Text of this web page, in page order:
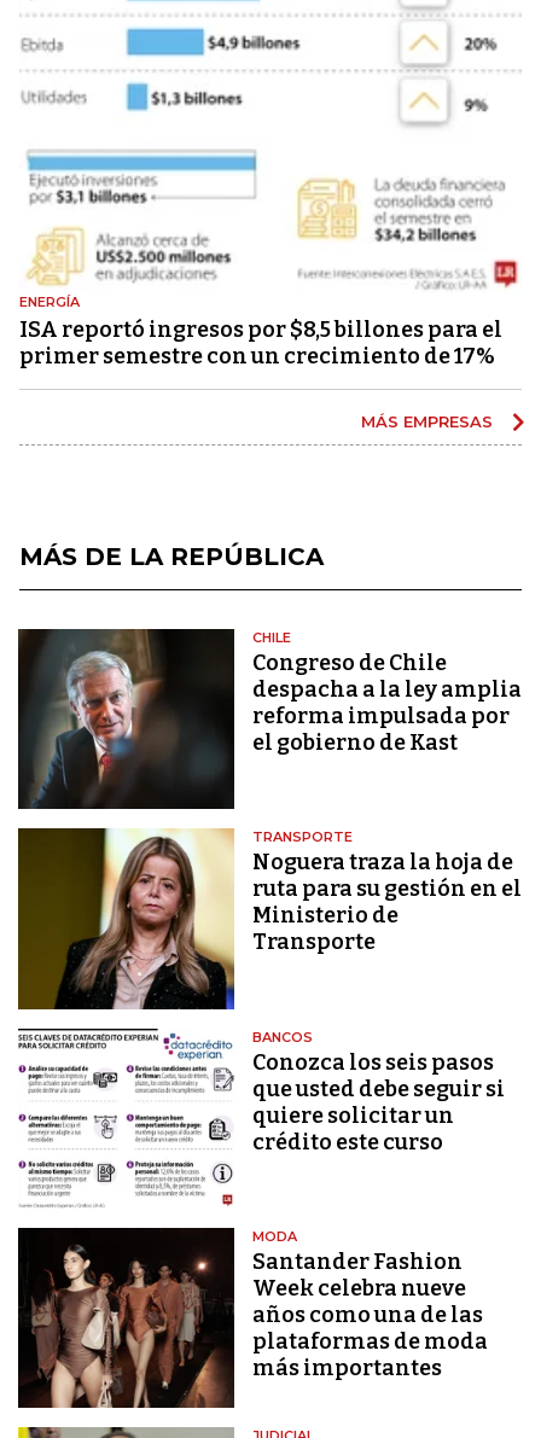
ENERGÍA
ISA reportó ingresos por $8,5 billones para el
primer semestre con un crecimiento de 17%
MÁS EMPRESAS
MÁS DE LA REPÚBLICA
CHILE
Congreso de Chile
despacha a la ley amplia
reforma impulsada por
el gobierno de Kast
TRANSPORTE
Noguera traza la hoja de
ruta para su gestión en el
Ministerio de
Transporte
BANCOS
Conozca los seis pasos
que usted debe seguir si
quiere solicitar un
crédito este curso
MODA
Santander Fashion
Week celebra nueve
años como una de las
plataformas de moda
más importantes